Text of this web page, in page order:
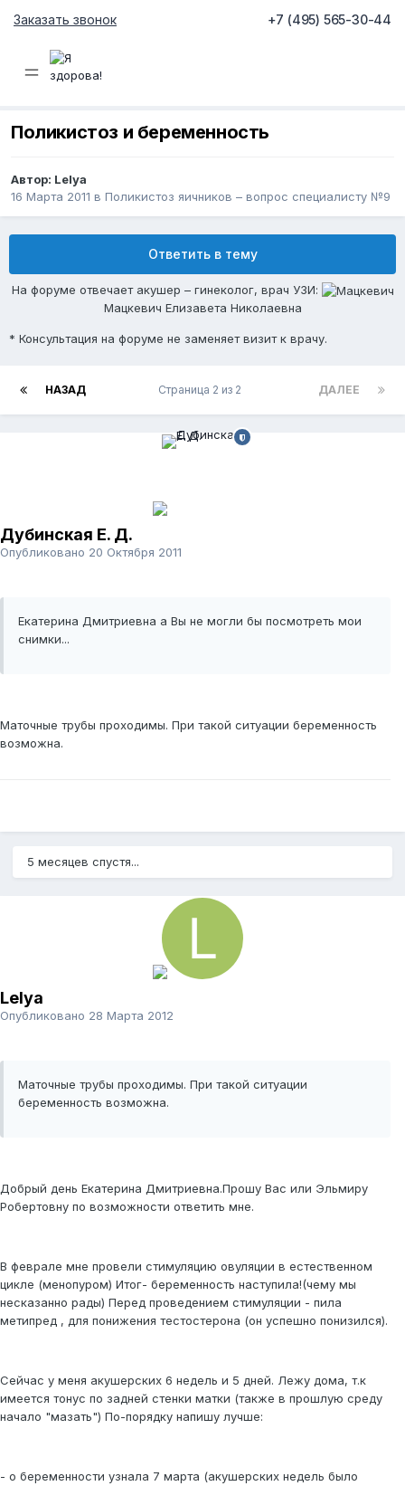
Заказать звонок +7 (495) 565-30-44
Поликистоз и беременность
Автор: Lelya
16 Марта 2011 в Поликистоз яичников – вопрос специалисту №9
Ответить в тему
На форуме отвечает акушер – гинеколог, врач УЗИ:
Мацкевич Елизавета Николаевна
* Консультация на форуме не заменяет визит к врачу.
НАЗАД ДАЛЕЕ
Страница 2 из 2
Дубинская Е. Д.
Опубликовано 20 Октября 2011
Екатерина Дмитриевна а Вы не могли бы посмотреть мои
снимки...
Маточные трубы проходимы. При такой ситуации беременность
возможна.
5 месяцев спустя...
Lelya
Опубликовано 28 Марта 2012
Маточные трубы проходимы. При такой ситуации
беременность возможна.
Добрый день Екатерина Дмитриевна.Прошу Вас или Эльмиру
Робертовну по возможности ответить мне.
В феврале мне провели стимуляцию овуляции в естественном
цикле (менопуром) Итог- беременность наступила!(чему мы
несказанно рады) Перед проведением стимуляции - пила
метипред , для понижения тестостерона (он успешно понизился).
Сейчас у меня акушерских 6 недель и 5 дней. Лежу дома, т.к
имеется тонус по задней стенки матки (также в прошлую среду
начало "мазать") По-порядку напишу лучше:
- о беременности узнала 7 марта (акушерских недель было